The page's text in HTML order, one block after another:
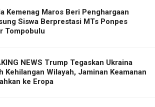
Kemenag Maros Beri Penghargaan
Siswa Berprestasi MTs Ponpes
Tompobulu
NEWS Trump Tegaskan Ukraina
Kehilangan Wilayah, Jaminan Keamanan
ke Eropa